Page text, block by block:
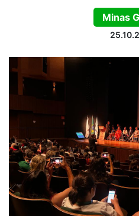
Minas